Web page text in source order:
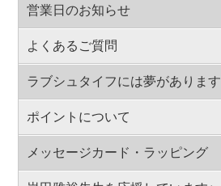
営業日のお知らせ
よくあるご質問
ラブシュタイフには夢があります
ポイントについて
メッセージカード・ラッピング